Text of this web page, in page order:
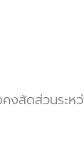
สัดส่วนระ